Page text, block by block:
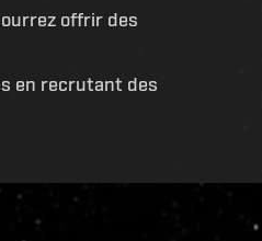
offrir des
en recrutant des